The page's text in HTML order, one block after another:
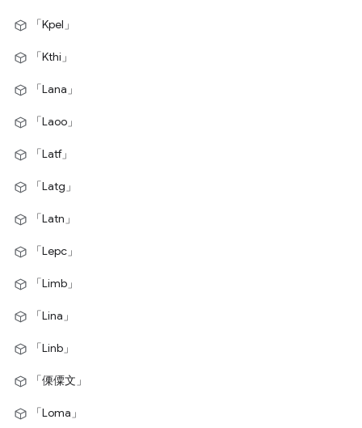
「Kpel」
「Kthi」
「Lana」
「Laoo」
「Latf」
「Latg」
「Latn」
「Lepc」
「Limb」
「Lina」
「Linb」
「傈僳文」
「Loma」